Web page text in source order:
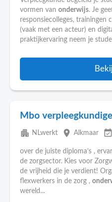
vormen van onderwijs. Je
responsiecolleges, trainingen
(vaak met een acteur) en
praktijkervaring neem je
Mbo
apartment NLwerkt place Alkmaar event_available
over de juiste diploma’s ,
de zorgsector. Kies voor
de vrijheid die je verdient!
flexwerkers in de zorg ,
wereld...